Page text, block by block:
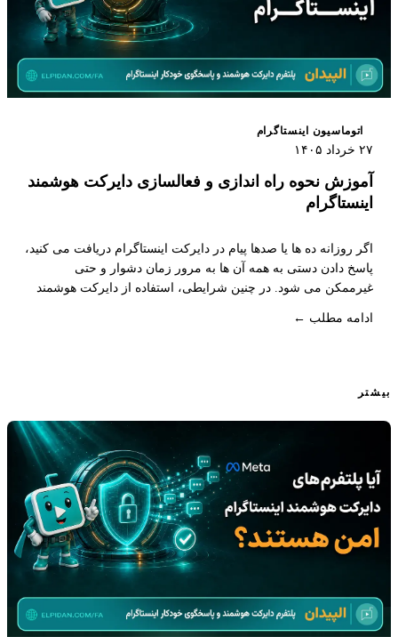
اتوماسیون اینستاگرام
۲۷ خرداد ۱۴۰۵
آموزش نحوه راه اندازی و فعالسازی دایرکت هوشمند
اینستاگرام
اگر روزانه ده ها یا صدها پیام در دایرکت اینستاگرام دریافت می کنید،
پاسخ دادن دستی به همه آن ها به مرور زمان دشوار و حتی
غیرممکن می شود. در چنین شرایطی، استفاده از دایرکت هوشمند
پاسخگویی را کاهش دهد، تجربه بهتری برای کاربران ایجاد کند و
ادامه مطلب ←
بیشتر